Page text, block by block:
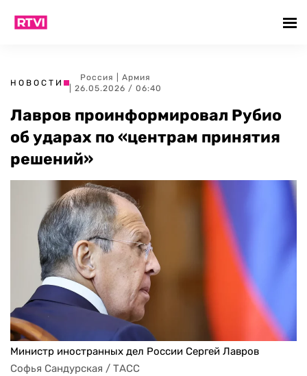
НОВОСТИ
Россия
Армия
| 26.05.2026 / 06:40
Лавров проинформировал Рубио
об ударах по «центрам принятия
решений»
Министр иностранных дел России Сергей Лавров
Софья Сандурская / ТАСС